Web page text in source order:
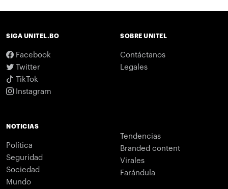
SIGA UNITEL.BO
Facebook
Twitter
TikTok
Instagram
SOBRE UNITEL
Contáctanos
Legales
NOTICIAS
Política
Seguridad
Sociedad
Mundo
Tendencias
Branded content
Virales
Farándula